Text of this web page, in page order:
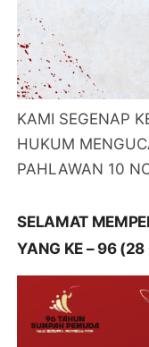
KAMI SEGENAP
HUKUM
PAHLAWAN 10
SELAMAT
YANG KE – 96